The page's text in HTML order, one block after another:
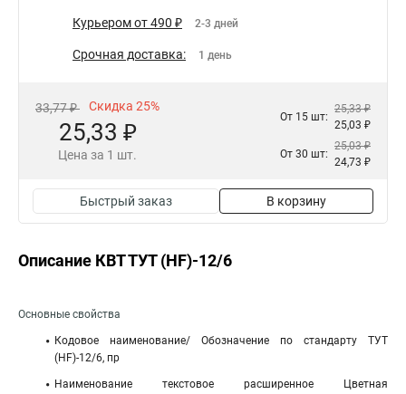
Курьером от 490 ₽ 2-3 дней
Срочная доставка: 1 день
33,77 ₽ Скидка 25%
25,33 ₽
Цена за 1 шт.
От 15 шт:
25,33 ₽
25,03 ₽
От 30 шт:
25,03 ₽
24,73 ₽
Быстрый заказ В корзину
Описание КВТ ТУТ (HF)-12/6
Основные свойства
Кодовое наименование/ Обозначение по стандарту ТУТ
(HF)-12/6, пр
Наименование текстовое расширенное Цветная